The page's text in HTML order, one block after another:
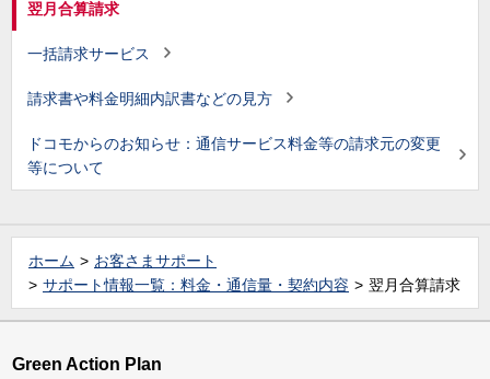
翌月合算請求
一括請求サービス
請求書や料金明細内訳書などの見方
ドコモからのお知らせ：通信サービス料金等の請求元の変更
等について
ホーム
お客さまサポート
サポート情報一覧：料金・通信量・契約内容
翌月合算請求
Green Action Plan